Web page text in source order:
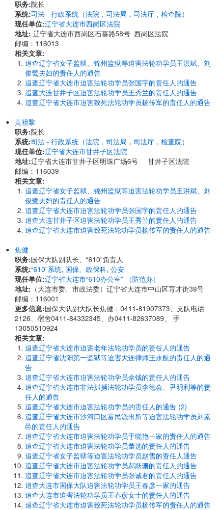
职务:院长
系统:司法 - 行政系统（法院，司法局，司法厅，检查院）
现任单位:辽宁省大连市西岗区法院
地址: 辽宁省大连市西岗区石葵路58号 西岗区法院
邮编：116013
相关文章:
追查辽宁省女子监狱、锦州监狱等迫害法轮功学员王洪斌、刘
俊鹭夫妇的责任人的通告
追查辽宁省大连市迫害法轮功学员张国宇的责任人的通告
追查大连甘井子区迫害法轮功学员王秀兰的责任人的通告
追查辽宁省大连市迫害致死法轮功学员杨传军的责任人的通告
黄祖黎
职务:院长
系统:司法 - 行政系统（法院，司法局，司法厅，检查院）
现任单位:辽宁省大连市甘井子区法院
地址:辽宁省大连市甘井子区明珠广场6号 甘井子区法院
邮编：116039
相关文章:
追查辽宁省女子监狱、锦州监狱等迫害法轮功学员王洪斌、刘
俊鹭夫妇的责任人的通告
追查辽宁省大连市迫害法轮功学员张国宇的责任人的通告
追查大连甘井子区迫害法轮功学员王秀兰的责任人的通告
追查辽宁省大连市迫害致死法轮功学员杨传军的责任人的通告
焦健
职务:国保大队副队长、“610”负责人
系统:“610”系统, 国保、政保科, 公安
现任单位:辽宁省大连市“610办公室” （防范办）
地址: （大连市委、市政法委）辽宁省大连市中山区育才街39号
邮编：116001
更多信息:国保大队副大队长焦健：0411-81907373、支队电话
2126、宿舍0411-84332345、办0411-82637089、 手
13050510924
相关文章:
追查辽宁省大连市迫害老年法轮功学员的责任人的通告
追查辽宁省沈阳第一监狱等迫害大连律师王永航的责任人的通
告
追查辽宁省大连市迫害法轮功学员佘钺的责任人的通告
追查辽宁省大连市非法抓捕法轮功学员李德会、尹明利等的责
任人的通告
追查辽宁省大连市迫害法轮功学员的责任人的通告 (2)
追查辽宁省大连市沙河口区富民派出所等迫害法轮功学员刘素
邑的责任人的通告
追查辽宁省大连市迫害法轮功学员于晓艳一家的责任人的通告
追查辽宁省大连市迫害法轮功学员董选的责任人的通告
追查辽宁省女子监狱等迫害法轮功学员赵雪的责任人通告
追查辽宁省大连市迫害法轮功学员郝跃珊的责任人的通告
追查辽宁省大连市迫害法轮功学员张诚君的责任人的通告
追查大连市国保大队迫害法轮功学员王春彦一家的通告
追查大连市迫害法轮功学员王春彦女士的责任人的通告
追查辽宁省大连市迫害致死法轮功学员杨传军的责任人的通告